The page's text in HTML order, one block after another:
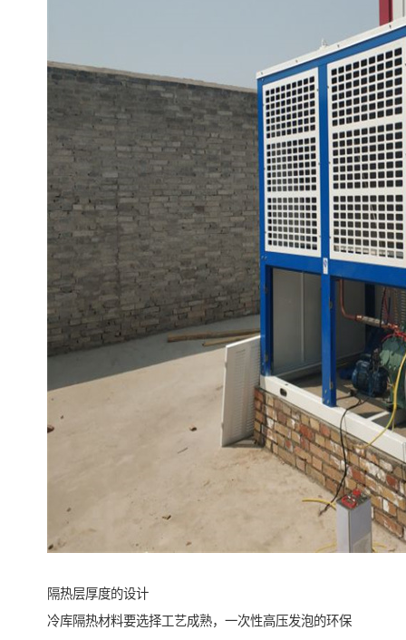
隔热层厚度的设计
冷库隔热材料要选择工艺成熟，一次性高压发泡的环保